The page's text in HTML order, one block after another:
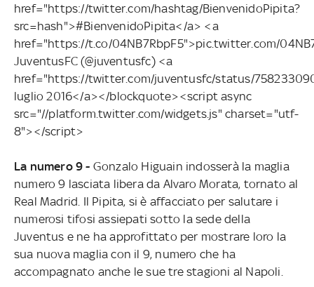
href="https://twitter.com/hashtag/BienvenidoPipita?
src=hash">#BienvenidoPipita</a> <a
href="https://t.co/04NB7RbpF5">pic.twitter.com/
JuventusFC (@juventusfc) <a
href="https://twitter.com/juventusfc/status/
luglio 2016</a></blockquote><script async
src="//platform.twitter.com/widgets.js" charset="utf-
8"></script>
La numero 9 - Gonzalo Higuain indosserà la maglia
numero 9 lasciata libera da Alvaro Morata, tornato al
Real Madrid. Il Pipita, si è affacciato per salutare i
numerosi tifosi assiepati sotto la sede della
Juventus e ne ha approfittato per mostrare loro la
sua nuova maglia con il 9, numero che ha
accompagnato anche le sue tre stagioni al Napoli.